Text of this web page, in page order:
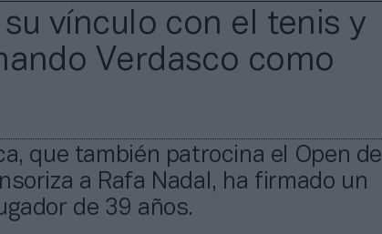
su vínculo con el tenis y
Verdasco como
que también patrocina el Open de
a Rafa Nadal, ha firmado un
de 39 años.